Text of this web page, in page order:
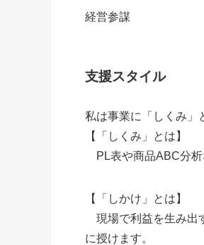
経営参謀
支援スタイル
私は事業に「しくみ」
【「しくみ」とは】
PL表や商品ABC分析
【「しかけ」とは】
現場で利益を生み出
に授けます。